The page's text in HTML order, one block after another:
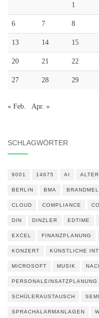
1
6 7 8
13 14 15
20 21 22
27 28 29
« Feb. Apr. »
SCHLAGWÖRTER
9001 14675 AI
BERLIN BMA
CLOUD COMPLIANCE
DIN DINZLER EDTIME
EXCEL FINANZPLANUNG
KONZERT KÜNSTLICHE
MICROSOFT MUSIK
PERSONALEINSATZPLANUNG
SCHÜLERAUSTAUSCH
SPRACHALARMANLAGEN